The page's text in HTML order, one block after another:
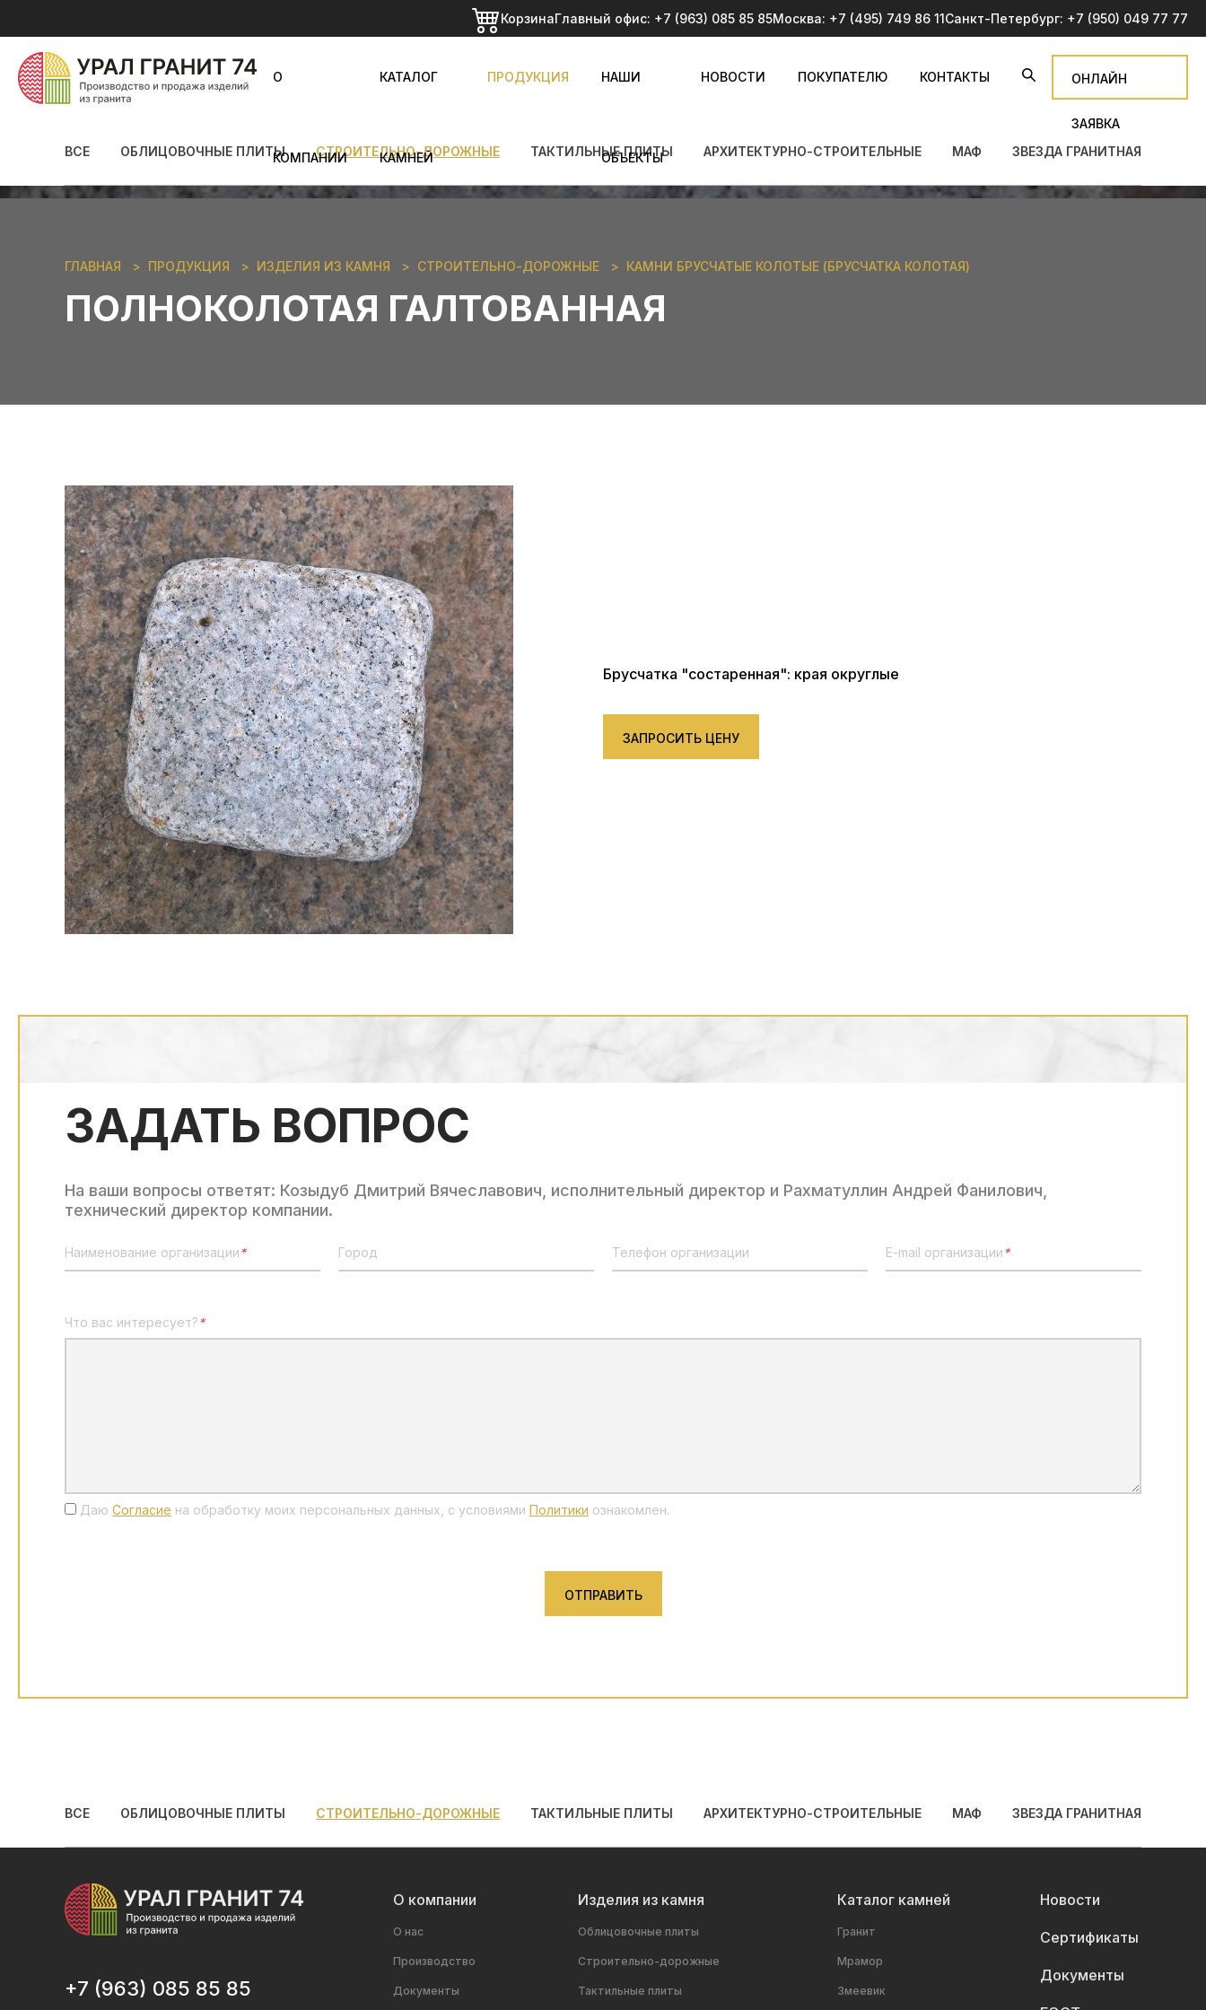
КорзинаГлавный офис: +7 (963) 085 85 85Москва: +7 (495) 749 86 11Санкт-Петербург: +7 (950) 049 77 77
О
КОМПАНИИ
КАТАЛОГ
КАМНЕЙ
ПРОДУКЦИЯ НАШИ
ОБЪЕКТЫ
НОВОСТИ ПОКУПАТЕЛЮ КОНТАКТЫ ОНЛАЙН
ЗАЯВКА
ВСЕ
ОБЛИЦОВОЧНЫЕ ПЛИТЫ СТРОИТЕЛЬНО-ДОРОЖНЫЕ ТАКТИЛЬНЫЕ ПЛИТЫ АРХИТЕКТУРНО-СТРОИТЕЛЬНЫЕ МАФ ЗВЕЗДА ГРАНИТНАЯ
ГЛАВНАЯ ПРОДУКЦИЯ ИЗДЕЛИЯ ИЗ КАМНЯ СТРОИТЕЛЬНО-ДОРОЖНЫЕ КАМНИ БРУСЧАТЫЕ КОЛОТЫЕ (БРУСЧАТКА КОЛОТАЯ)
ПОЛНОКОЛОТАЯ ГАЛТОВАННАЯ
Брусчатка "состаренная": края округлые
ЗАПРОСИТЬ ЦЕНУ
ЗАДАТЬ ВОПРОС
На ваши вопросы ответят: Козыдуб Дмитрий Вячеславович, исполнительный директор и Рахматуллин Андрей Фанилович,
технический директор компании.
Наименование организации* Город Телефон организации E-mail организации*
Что вас интересует?*
Даю Согласие на обработку моих персональных данных, с условиями Политики ознакомлен.
ОТПРАВИТЬ
ВСЕ ОБЛИЦОВОЧНЫЕ ПЛИТЫ СТРОИТЕЛЬНО-ДОРОЖНЫЕ ТАКТИЛЬНЫЕ ПЛИТЫ АРХИТЕКТУРНО-СТРОИТЕЛЬНЫЕ МАФ ЗВЕЗДА ГРАНИТНАЯ
+7 (963) 085 85 85
О компании
О нас
Производство
Документы
Изделия из камня
Облицовочные плиты
Строительно-дорожные
Тактильные плиты
Каталог камней
Гранит
Мрамор
Змеевик
Новости
Сертификаты
Документы